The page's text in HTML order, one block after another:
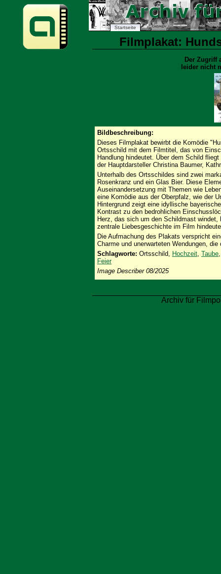
Startseite
Filmplakat:
Der Zugriff
leider nicht
Bildbeschreibung:
Dieses Filmplakat bewirbt die Komödie
Ortsschild mit dem Filmtitel, das von
Handlung hindeutet. Über dem Schild
der Hauptdarsteller Christina Baumer,
Unterhalb des Ortsschildes sind zwei
Rosenkranz und ein Glas Bier. Diese
Auseinandersetzung mit Themen wie
eine Komödie aus der Oberpfalz, wie der
Hintergrund zeigt eine idyllische
Kontrast zu den bedrohlichen
Herz, das sich um den Schildmast
zentrale Liebesgeschichte im Film
Die Aufmachung des Plakats verspricht
Charme und unerwarteten Wendungen,
Schlagworte: Ortsschild, Hochzeit, Taube
Feier
Image Describer 08/2025
Archiv für